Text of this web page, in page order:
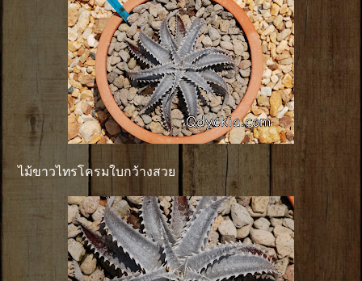
ไม้ขาวไทรโครมใบกว้างสวย